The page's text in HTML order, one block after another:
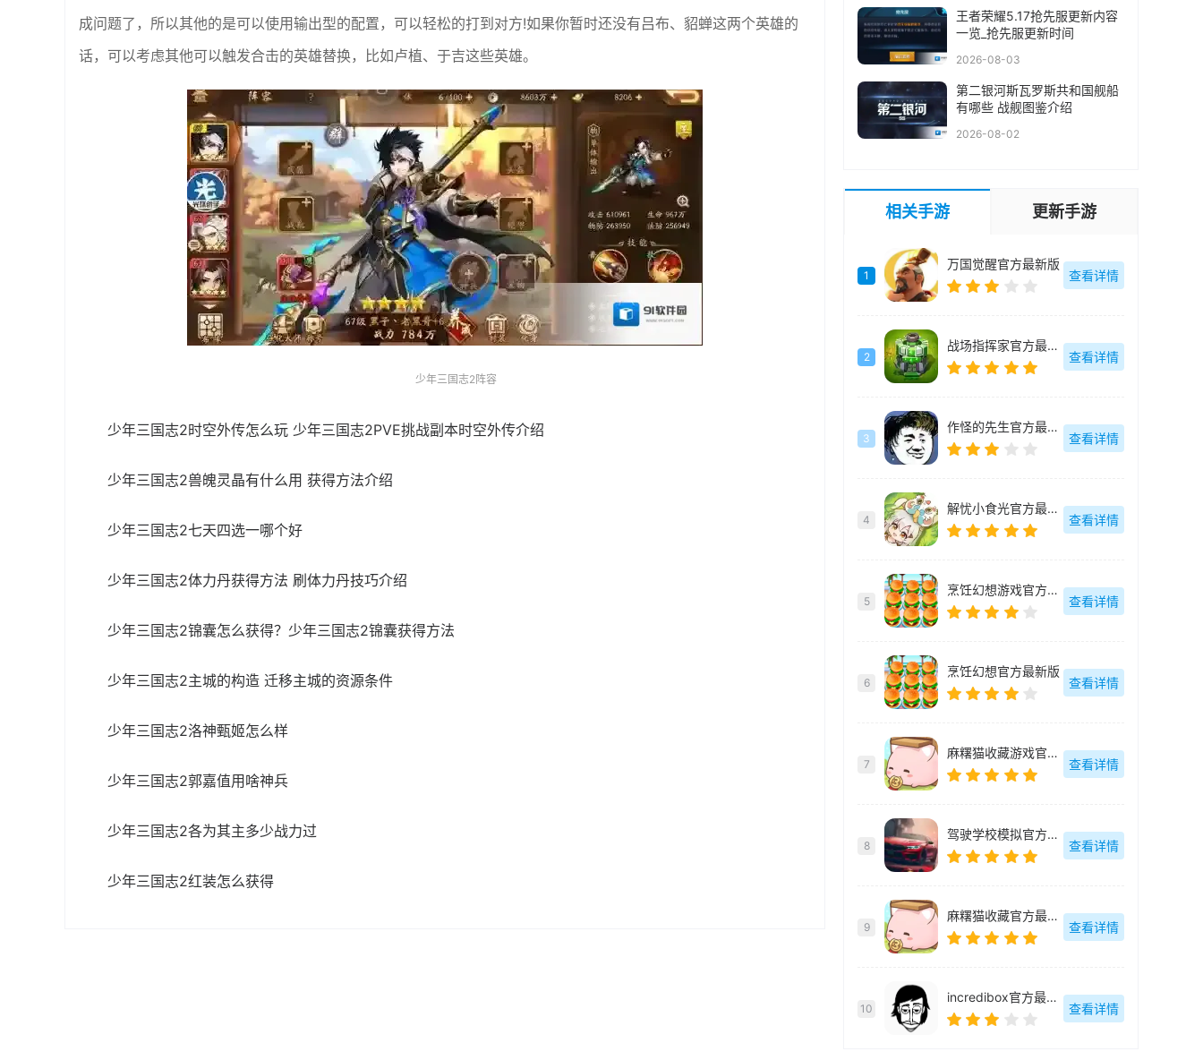
成问题了，所以其他的是可以使用输出型的配置，可以轻松的打到对方!如果你暂时还没有吕布、貂蝉这两个英雄的
话，可以考虑其他可以触发合击的英雄替换，比如卢植、于吉这些英雄。
少年三国志2阵容
少年三国志2时空外传怎么玩 少年三国志2PVE挑战副本时空外传介绍
少年三国志2兽魄灵晶有什么用 获得方法介绍
少年三国志2七天四选一哪个好
少年三国志2体力丹获得方法 刷体力丹技巧介绍
少年三国志2锦囊怎么获得？少年三国志2锦囊获得方法
少年三国志2主城的构造 迁移主城的资源条件
少年三国志2洛神甄姬怎么样
少年三国志2郭嘉值用啥神兵
少年三国志2各为其主多少战力过
少年三国志2红装怎么获得
王者荣耀5.17抢先服更新内容
一览_抢先服更新时间
2026-08-03
第二银河斯瓦罗斯共和国舰船
有哪些 战舰图鉴介绍
2026-08-02
相关手游 更新手游
1
万国觉醒官方最新版
查看详情
2
战场指挥家官方最新版
查看详情
3
作怪的先生官方最新版
查看详情
4
解忧小食光官方最新版
查看详情
5
烹饪幻想游戏官方最新版
查看详情
6
烹饪幻想官方最新版
查看详情
7
麻糬猫收藏游戏官方最新版
查看详情
8
驾驶学校模拟官方最新版
查看详情
9
麻糬猫收藏官方最新版
查看详情
10
incredibox官方最新版
查看详情